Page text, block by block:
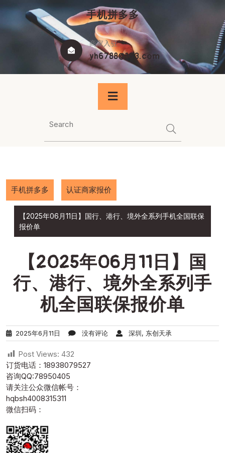
content
手机拼多多
商家入驻
yh6788@163.com
手机拼多多 认证商家报价
【2025年06月11日】国行、港行、境外全系列手机全国联保
报价单
【2025年06月11日】国
行、港行、境外全系列手
机全国联保报价单
2025年6月11日 没有评论 深圳, 东创天承
Post Views: 432
订货电话：18938079527
咨询QQ:78950405
请关注公众微信帐号：
hqbsh4008315311
微信扫码：